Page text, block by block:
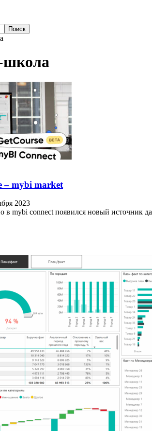
школа
– mybi market
2023
в mybi connect появился новый источник